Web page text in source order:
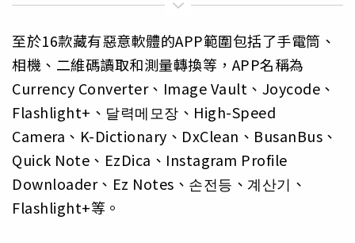
至於16款藏有惡意軟體的APP範圍包括了手電筒、
相機、二維碼讀取和測量轉換等，APP名稱為
Currency Converter、Image Vault、Joycode、
Flashlight+、달력메모장、High-Speed
Camera、K-Dictionary、DxClean、BusanBus、
Quick Note、EzDica、Instagram Profile
Downloader、Ez Notes、손전등、계산기、
Flashlight+等。